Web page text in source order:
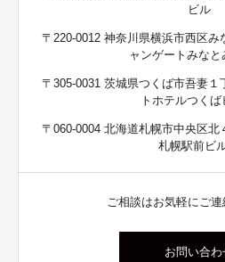
ビル
〒220-0012 神奈川県横浜市西区み
ャンゲートみなと
〒305-0031 茨城県つくば市吾妻
トホテルつく
〒060-0004 北海道札幌市中央区北
札幌駅前ビ
ご相談はお気軽にご連
お問い合わ